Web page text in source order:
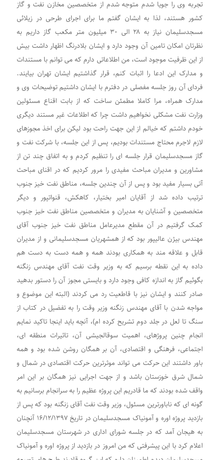
تجربه وی را جویا شدم متوجه شدم از متخصصین مخازن نفت و گاز
کشور هستند، لذا به ایشان گفتم ما برای اجرای طرحی در زیلائی
مسجدسلیمان نیاز به ۲۸ الی ۳۰ میلیون متر مکعب گاز داریم به
نظرتان امکان تامین آن وجود دارد و ایشان بلادرنگ اظهار داشت بیش
از این ظرفیت موجود است، من اطلاعاتی دارم که می توانم با مستندات
و مدارک این ادعا را اثبات کنم، قرار گذاشتیم ایشان تهران بیایند.
فردای آن روز جلسه مفصلی در دفترم با ایشان داشتیم توضیحات وی و
مدارک همراه، مرا کاملا مطمئن ساخت که از بابت اقناع مسئولین
وزارت نفت مشکلی نخواهیم داشت چرا که اطلاعات غیر مستند دیگری
خودم داشتم که خیالم از این جهت راحت بود لیکن برای اخذ مجوزهای
لازم لاجرم محتاج مستندات بودیم، پس از این جلسه، با شرکت نفت و
گاز مسجدسلیمان قرار جلسه ای را تنظیم کردم و به اتفاق چند تن از
مشاورین و مدیران مباحث مفیدی را مرور کردیم که در اقنای مباحث
آتی بسیار مفید بود و پس از آن چندین جلسه، مناطق نفت خیز جنوب
ترتیب داده شد از آقایان امیر بختیار، کاهکش، قنواتپور و دیگر
متخصصین و آشنایان به مدیران و متخصصین مناطق نفت خیز جنوب
کمک گرفتیم در آن مقطع مدیرعامل مناطق نفت خیز جنوب آقای
مهندس بیژن عالیپور بود که از همشهریان مسجدسلیمانی و از مدیران
قابل و علاقه مند به همکاری بودند همه و همه دست به دست هم
داده به این نقطه برسیم که به وزیر وقت نفت آقای مهندس زنگنه
بگوئیم گاز به اندازه کافی وجود دارد و بایستی مجوز آن را دستور بدهید
صادر کنند و ایشان نیز با قاطعیت رد می کردند (البته این موضوع و
مواجه شدن با آقای مهندس زنگنه وزیر وقت را به تفضیل در کتاب از
سنگ تا لعل در جلد دوم تشریح کرده ام)، آنچه باید اینجا تاکید نمایم
انجام چنین پروژهای، اهمیت سوقالجیشی آن، تاثیرات منطقه ای،
اجتماعی، فرهنگی و اقتصادی، آن بر همگان روشن شده بود و همه
باور داشتند این حرکت می تواند موثرترین حرکت اقتصادی در شمال و
شمال شرق خوزستان باشد و از جهت اجرایی نیز همگان بر این امر
واقف شده بودند که ما قادریم این پروژه عظیم را به سرانجام برسانیم به
گونه ای که ناباورترین مسئول، وزیر وقت نفت آقای زنگنه بود که پس از
بازدید پروژه اوره و آمونیاک مسجدسلیمان در تاریخ ۱۶/۱۲/۱۳۹۷ آنچنان
به هیجان آمد که در جلسه شورای اداری در شهرستان مسجدسلیمان
اعلام کرد با این پیشرفتی که من امروز در بازدید از پروژه اوره و آمونیاک